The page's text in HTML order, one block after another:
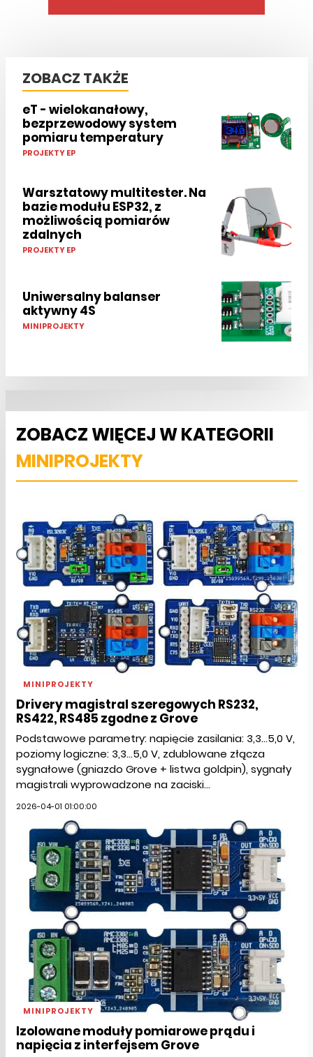
ZOBACZ TAKŻE
eT - wielokanałowy,
bezprzewodowy system
pomiaru temperatury
PROJEKTY EP
Warsztatowy multitester. Na
bazie modułu ESP32, z
możliwością pomiarów
zdalnych
PROJEKTY EP
Uniwersalny balanser
aktywny 4S
MINIPROJEKTY
ZOBACZ WIĘCEJ W KATEGORII
MINIPROJEKTY
MINIPROJEKTY
Drivery magistral szeregowych RS232,
RS422, RS485 zgodne z Grove
Podstawowe parametry: napięcie zasilania: 3,3...5,0 V,
poziomy logiczne: 3,3...5,0 V, zdublowane złącza
sygnałowe (gniazdo Grove + listwa goldpin), sygnały
magistrali wyprowadzone na zaciski...
2026-04-01 01:00:00
MINIPROJEKTY
Izolowane moduły pomiarowe prądu i
napięcia z interfejsem Grove